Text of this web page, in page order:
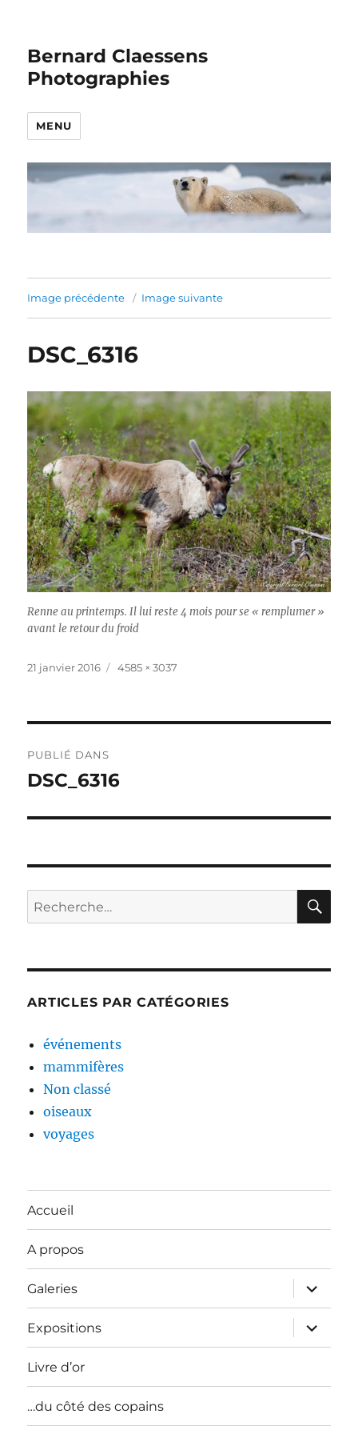
Bernard Claessens
Photographies
MENU
Image précédente Image suivante
DSC_6316
Renne au printemps. Il lui reste 4 mois pour se « remplumer »
avant le retour du froid
Publié
21 janvier 2016
Taille
4585 × 3037
de
PUBLIÉ DANS
DSC_6316
Recherche
pour :
ARTICLES PAR CATÉGORIES
événements
mammifères
Non classé
oiseaux
voyages
Accueil
A propos
Galeries
ouvrir
le
sous-
menu
Expositions
ouvrir
le
sous-
Livre d’or
…du côté des copains